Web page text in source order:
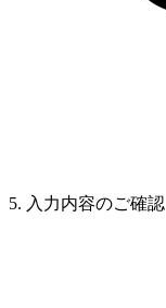
5. 入力内容のご確認